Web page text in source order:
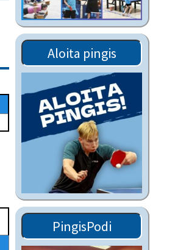
Aloita pingis
PingisPodi